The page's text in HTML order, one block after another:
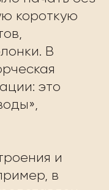
короткую
В
это
и
в